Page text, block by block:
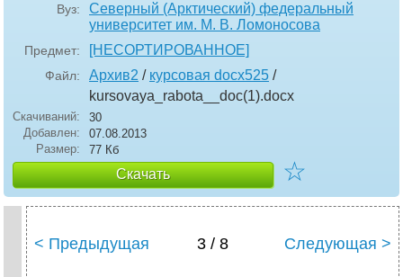
Вуз:
Северный (Арктический) федеральный
университет им. М. В. Ломоносова
Предмет: [НЕСОРТИРОВАННОЕ]
Файл: Архив2 / курсовая docx525 /
kursovaya_rabota__doc(1).docx
Скачиваний:
30
Добавлен:
07.08.2013
Размер:
77 Кб
Скачать ☆
< Предыдущая 3 / 8 Следующая >